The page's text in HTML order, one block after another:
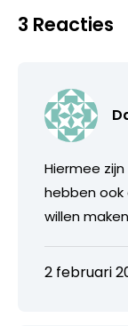
3 Reacties
Hiermee
hebben
willen
2 februari